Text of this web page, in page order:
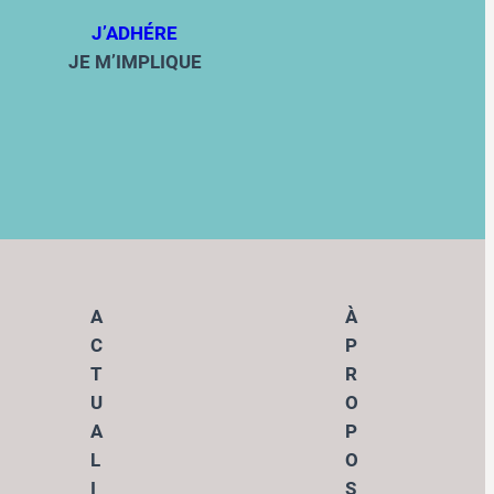
J’ADHÉRE
JE M’IMPLIQUE
A
C
T
U
A
L
I
À
P
R
O
P
O
S